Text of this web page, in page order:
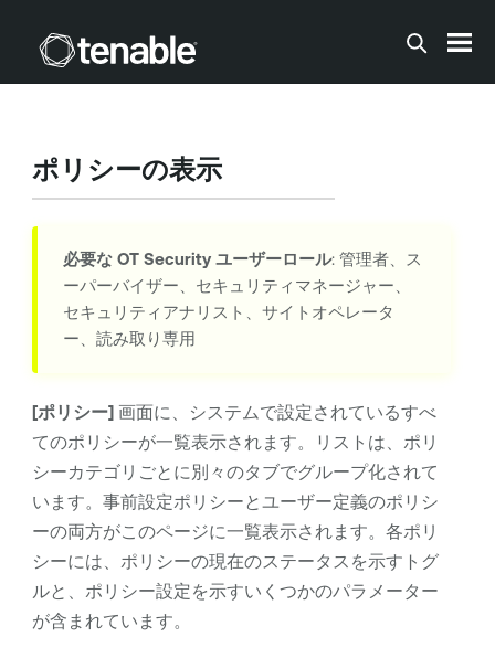
メインコンテンツに移動する
ポリシーの表示
必要な OT Securityユーザーロール: 管理者、ス
ーパーバイザー、セキュリティマネージャー、
セキュリティアナリスト、サイトオペレータ
ー、読み取り専用
[ポリシー] 画面に、システムで設定されているすべ
てのポリシーが一覧表示されます。リストは、ポリ
シーカテゴリごとに別々のタブでグループ化されて
います。事前設定ポリシーとユーザー定義のポリシ
ーの両方がこのページに一覧表示されます。各ポリ
シーには、ポリシーの現在のステータスを示すトグ
ルと、ポリシー設定を示すいくつかのパラメーター
が含まれています。